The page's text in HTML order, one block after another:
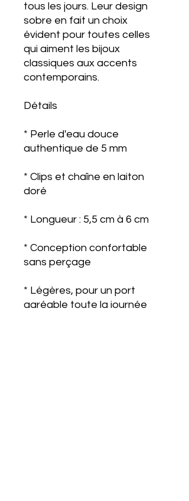
tous les jours. Leur design
sobre en fait un choix
évident pour toutes celles
qui aiment les bijoux
classiques aux accents
contemporains.
Détails
* Perle d'eau douce
authentique de 5 mm
* Clips et chaîne en laiton
doré
* Longueur : 5,5 cm à 6 cm
* Conception confortable
sans perçage
* Légères, pour un port
agréable toute la journée